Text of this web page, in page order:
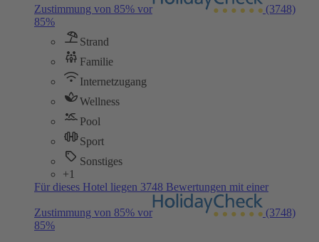
Zustimmung von 85% vor
(3748)
85%
Strand
Familie
Internetzugang
Wellness
Pool
Sport
Sonstiges
+1
Für dieses Hotel liegen 3748 Bewertungen mit einer
Zustimmung von 85% vor
(3748)
85%